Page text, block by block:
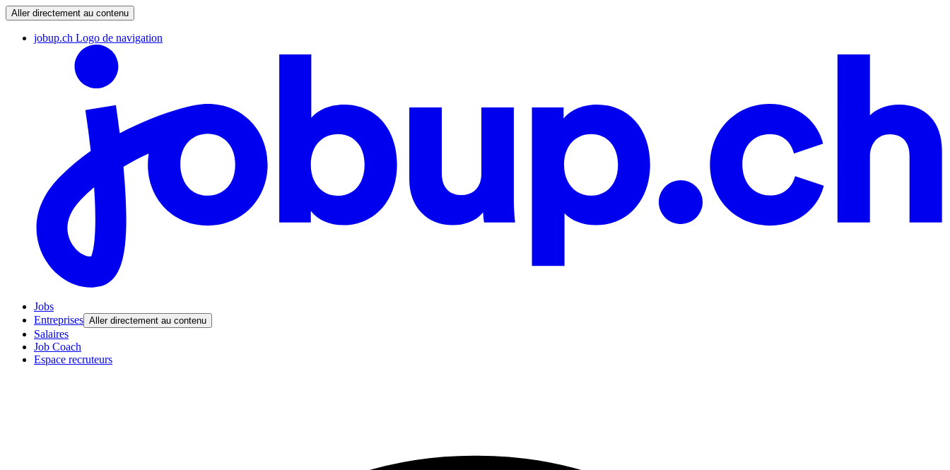
Aller directement au contenu
jobup.ch Logo de navigation
Jobs
Entreprises Aller directement au contenu
Salaires
Job Coach
Espace recruteurs